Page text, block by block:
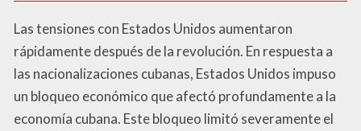
Las tensiones con Estados Unidos aumentaron
rápidamente después de la revolución. En respuesta a
las nacionalizaciones cubanas, Estados Unidos impuso
un bloqueo económico que afectó profundamente a la
economía cubana. Este bloqueo limitó severamente el